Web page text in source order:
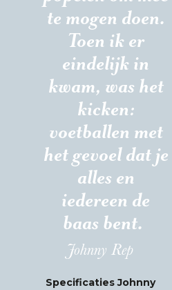
te mogen doen.
Toen ik er
eindelijk in
kwam, was het
kicken:
voetballen met
het gevoel dat je
alles en
iedereen de
baas bent.
Johnny Rep
Specificaties Johnny